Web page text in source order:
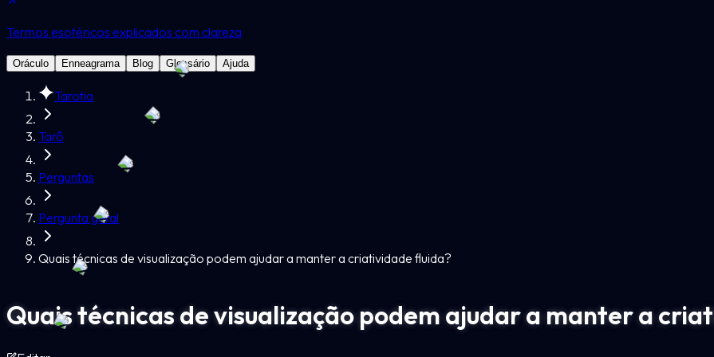
Termos esotéricos explicados com clareza
Oráculo Enneagrama Blog Glossário Ajuda
Tarotia
Tarô
Perguntas
Pergunta geral
Quais técnicas de visualização podem ajudar a manter a criatividade fluida?
Quais técnicas de visualização podem ajudar a manter a